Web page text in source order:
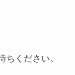
ちください。